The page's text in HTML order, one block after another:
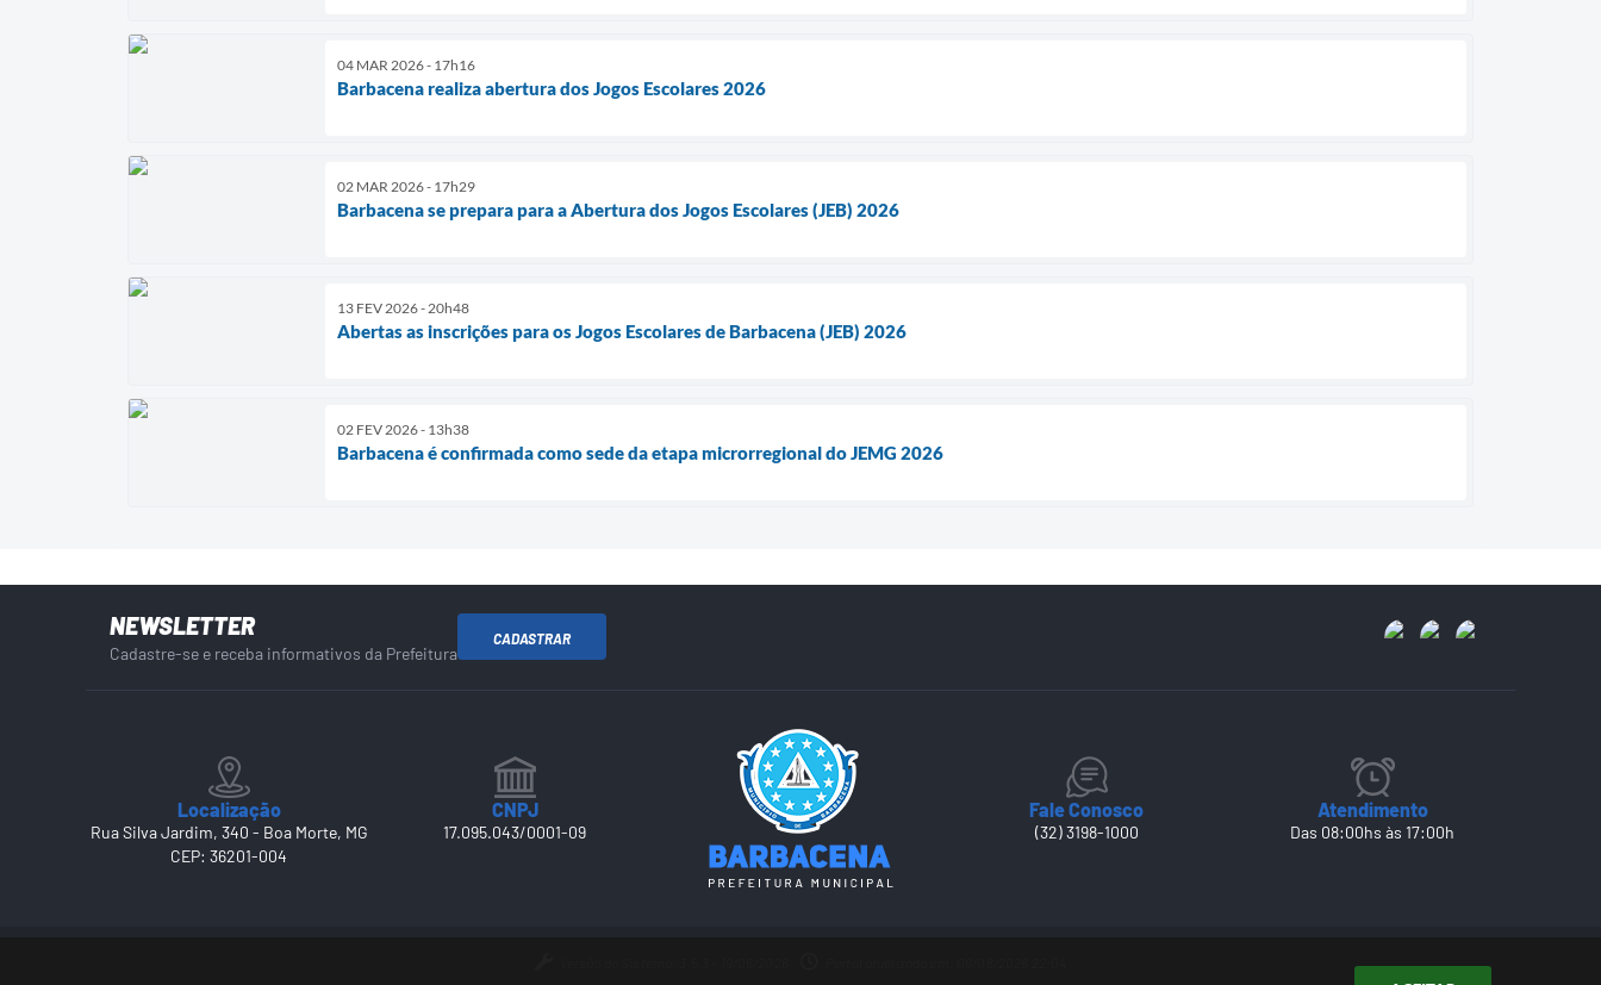
04 MAR 2026 - 17h16
Barbacena realiza abertura dos Jogos Escolares 2026
02 MAR 2026 - 17h29
Barbacena se prepara para a Abertura dos Jogos Escolares (JEB) 2026
13 FEV 2026 - 20h48
Abertas as inscrições para os Jogos Escolares de Barbacena (JEB) 2026
02 FEV 2026 - 13h38
Barbacena é confirmada como sede da etapa microrregional do JEMG 2026
NEWSLETTER
Cadastre-se e receba informativos da Prefeitura
CADASTRAR
Localização
Rua Silva Jardim, 340 - Boa Morte, MG
CEP: 36201-004
CNPJ
17.095.043/0001-09
Fale Conosco
(32) 3198-1000
Atendimento
Das 08:00hs às 17:00h